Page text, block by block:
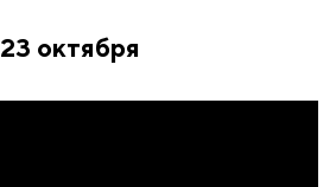
23 октября